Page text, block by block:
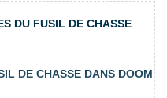
DU FUSIL DE CHASSE
DE CHASSE DANS DOOM